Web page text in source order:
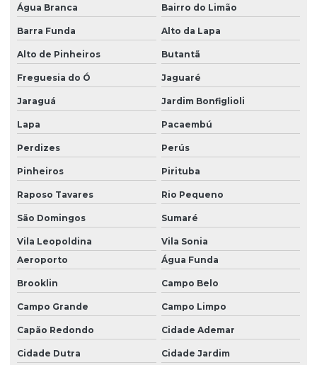
Maquina enfestadeira automatica
Maquina enfestadeira de tecido
Maquina de enfestar e cortar tecido
Maquina de enfestar tecido
Maquina de enfestar tecido automatica
Mascaramento de pintura
Onde comprar papel kraft
Papel cartão para sublimação
Papel para enfesto
Papel de estampa sublimação
Papel fundo rosa sublimação
Papel glossy preço
Papel para impressão de sublimação
Papel para impressora plotter
Água Branca
Bairro do Limão
Barra Funda Alto da Lapa
Alto de Pinheiros Butantã
Freguesia do Ó Jaguaré
Jaraguá Jardim Bonfiglioli
Lapa Pacaembú
Perdizes Perús
Pinheiros Pirituba
Raposo Tavares Rio Pequeno
São Domingos Sumaré
Vila Leopoldina
Vila Sonia
Aeroporto
Água Funda
Brooklin Campo Belo
Campo Grande Campo Limpo
Capão Redondo Cidade Ademar
Cidade Dutra Cidade Jardim